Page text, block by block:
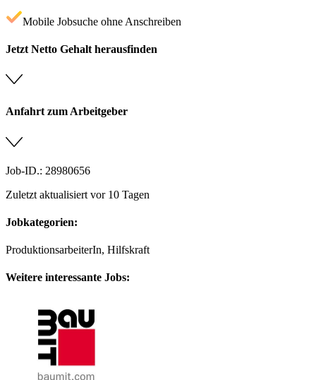
Mobile Jobsuche ohne Anschreiben
Jetzt Netto Gehalt herausfinden
Anfahrt zum Arbeitgeber
Job-ID.: 28980656
Zuletzt aktualisiert vor 10 Tagen
Jobkategorien:
ProduktionsarbeiterIn, Hilfskraft
Weitere interessante Jobs: